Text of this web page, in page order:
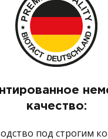
качество:
под строгим